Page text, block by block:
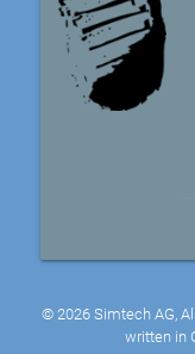
© 2026 Simtech AG,
written in